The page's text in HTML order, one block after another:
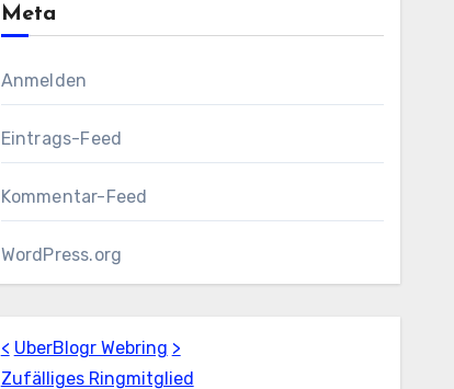
Meta
Anmelden
Eintrags-Feed
Kommentar-Feed
WordPress.org
< UberBlogr Webring >
Zufälliges Ringmitglied